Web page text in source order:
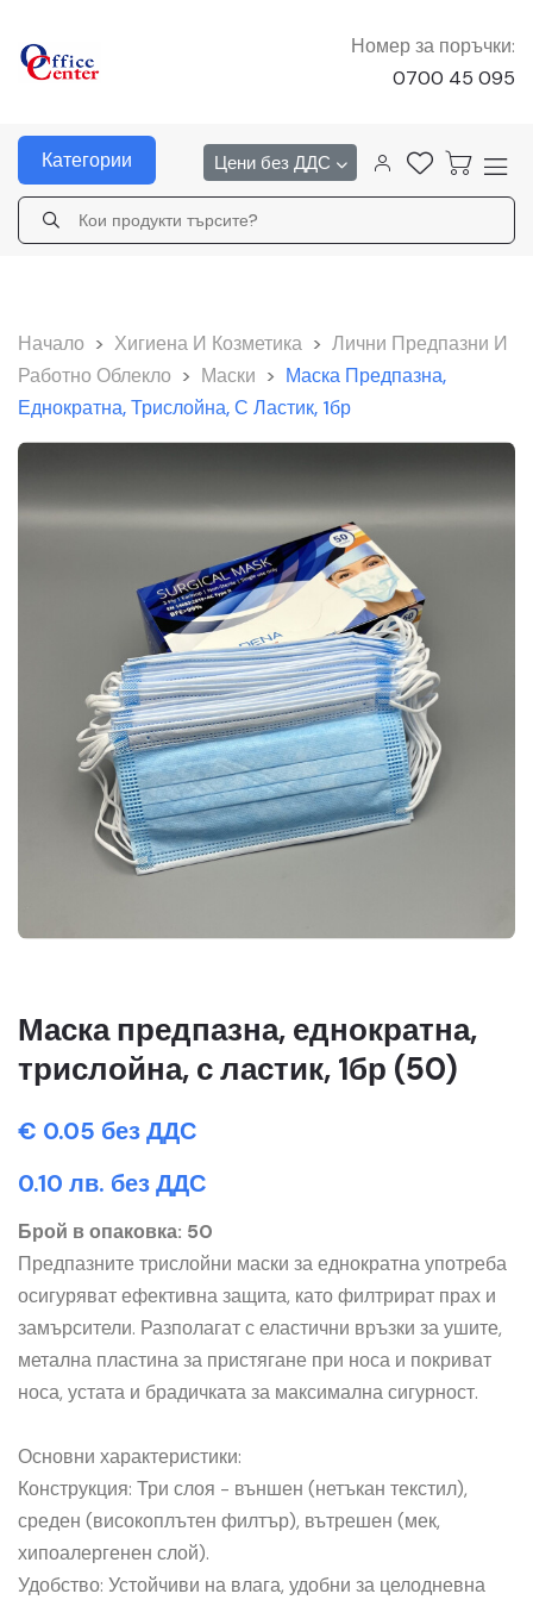
Номер за поръчки:
0700 45 095
Категории Цени без ДДС
Начало > Хигиена И Козметика > Лични Предпазни И
Работно Облекло > Маски > Маска Предпазна,
Еднократна, Трислойна, С Ластик, 1бр
Маска предпазна, еднократна,
трислойна, с ластик, 1бр (50)
€ 0.05 без ДДС
0.10 лв. без ДДС
Брой в опаковка: 50
Предпазните трислойни маски за еднократна употреба
осигуряват ефективна защита, като филтрират прах и
замърсители. Разполагат с еластични връзки за ушите,
метална пластина за пристягане при носа и покриват
носа, устата и брадичката за максимална сигурност.
Основни характеристики:
Конструкция: Три слоя - външен (нетъкан текстил),
среден (високоплътен филтър), вътрешен (мек,
хипоалергенен слой).
Удобство: Устойчиви на влага, удобни за целодневна